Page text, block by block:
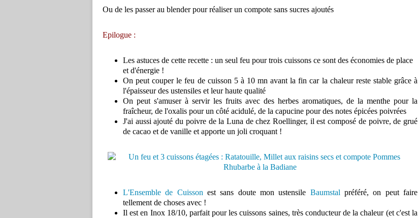
Ou de les passer au blender pour réaliser un compote sans sucres ajoutés
Epilogue :
Les astuces de cette recette : un seul feu pour trois cuissons ce sont des économies de place
et d'énergie !
On peut couper le feu de cuisson 5 à 10 mn avant la fin car la chaleur reste stable grâce à
l'épaisseur des ustensiles et leur haute qualité
On peut s'amuser à servir les fruits avec des herbes aromatiques, de la menthe pour la
fraîcheur, de l'oxalis pour un côté acidulé, de la capucine pour des notes épicées poivrées
J'ai aussi ajouté du poivre de la Luna de chez Roellinger, il est composé de poivre, de grué
de cacao et de vanille et apporte un joli croquant !
L'Ensemble de Cuissonest sans doute mon ustensile Baumstalpréféré, on peut faire
tellement de choses avec !
Il est en Inox 18/10, parfait pour les cuissons saines, très conducteur de la chaleur (et c'est la